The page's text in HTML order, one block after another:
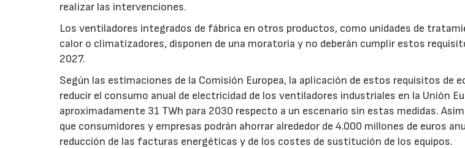
realizar las intervenciones.
Los ventiladores integrados de fábrica en otros productos, como unidades de
calor o climatizadores, disponen de una moratoria y no deberán cumplir estos
2027.
Según las estimaciones de la Comisión Europea, la aplicación de estos requisitos de
reducir el consumo anual de electricidad de los ventiladores industriales en la Unión
aproximadamente 31 TWh para 2030 respecto a un escenario sin estas medidas.
que consumidores y empresas podrán ahorrar alrededor de 4.000 millones de euros
reducción de las facturas energéticas y de los costes de sustitución de los equipos.